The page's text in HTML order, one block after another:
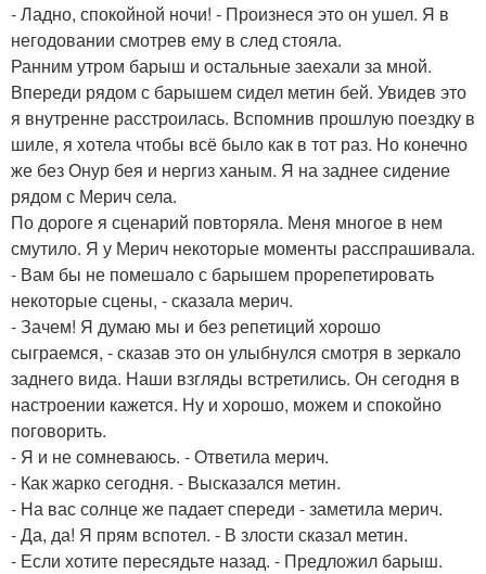
- Ладно, спокойной ночи! - Произнеся это он ушел. Я в
негодовании смотрев ему в след стояла.
Ранним утром барыш и остальные заехали за мной.
Впереди рядом с барышем сидел метин бей. Увидев это
я внутренне расстроилась. Вспомнив прошлую поездку в
шиле, я хотела чтобы всё было как в тот раз. Но конечно
же без Онур бея и нергиз ханым. Я на заднее сидение
рядом с Мерич села.
По дороге я сценарий повторяла. Меня многое в нем
смутило. Я у Мерич некоторые моменты расспрашивала.
- Вам бы не помешало с барышем прорепетировать
некоторые сцены, - сказала мерич.
- Зачем! Я думаю мы и без репетиций хорошо
сыграемся, - сказав это он улыбнулся смотря в зеркало
заднего вида. Наши взгляды встретились. Он сегодня в
настроении кажется. Ну и хорошо, можем и спокойно
поговорить.
- Я и не сомневаюсь. - Ответила мерич.
- Как жарко сегодня. - Высказался метин.
- На вас солнце же падает спереди - заметила мерич.
- Да, да! Я прям вспотел. - В злости сказал метин.
- Если хотите пересядьте назад. - Предложил барыш.